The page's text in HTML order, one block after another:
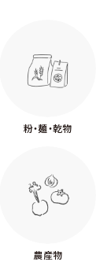
粉・麺・乾物
農産物